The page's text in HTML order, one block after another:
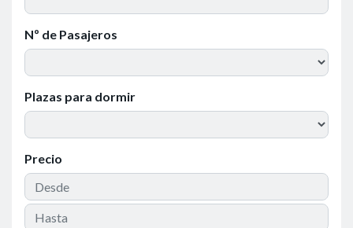
Nº de Pasajeros
Plazas para dormir
Precio